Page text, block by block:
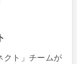
クト」チームが